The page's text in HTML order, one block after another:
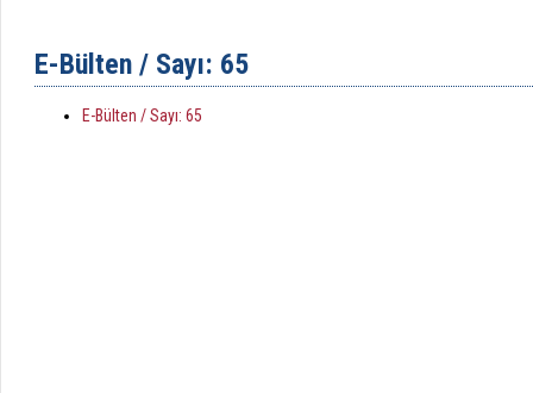
E-Bülten / Sayı: 65
E-Bülten / Sayı: 65